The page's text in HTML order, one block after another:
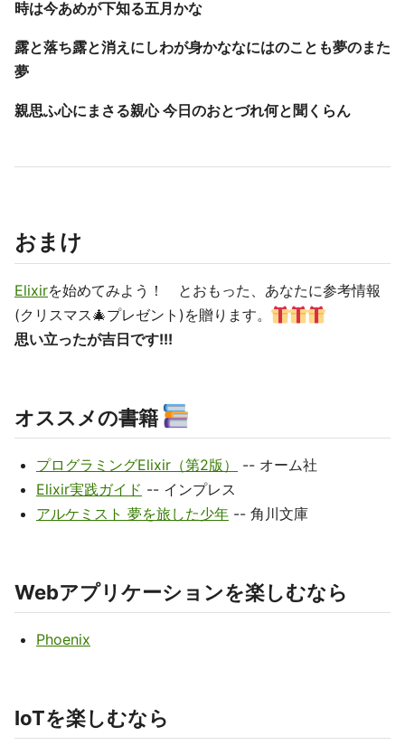
時は今あめが下知る五月かな
露と落ち露と消えにしわが身かななにはのことも夢のまた
夢
親思ふ心にまさる親心 今日のおとづれ何と聞くらん
おまけ
Elixirを始めてみよう！ とおもった、あなたに参考情報
(クリスマス🎄プレゼント)を贈ります。
思い立ったが吉日です!!!
オススメの書籍
プログラミングElixir（第2版）
-- オーム社
Elixir実践ガイド -- インプレス
アルケミスト 夢を旅した少年 -- 角川文庫
Webアプリケーションを楽しむなら
Phoenix
IoTを楽しむなら